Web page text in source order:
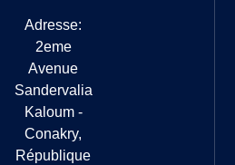
Adresse:
2eme
Avenue
Sandervalia
Kaloum -
Conakry,
République